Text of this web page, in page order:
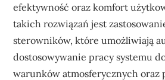
efektywność oraz komfort
takich rozwiązań jest
sterowników, które umożliwiają
dostosowywanie pracy systemu
warunków atmosferycznych oraz